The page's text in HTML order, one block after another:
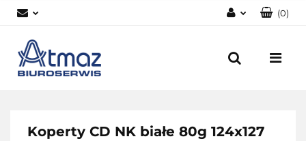
Zarejestruj się
(0)
Koperty CD NK białe 80g 124x127